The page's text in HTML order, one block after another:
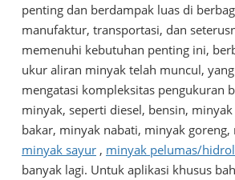
penting dan berdampak luas di
manufaktur, transportasi, dan
memenuhi kebutuhan penting ini,
ukur aliran minyak telah muncul,
mengatasi kompleksitas pengukuran
minyak, seperti diesel, bensin,
bakar, minyak nabati, minyak goreng,
minyak sayur , minyak pelumas/
banyak lagi. Untuk aplikasi khusus